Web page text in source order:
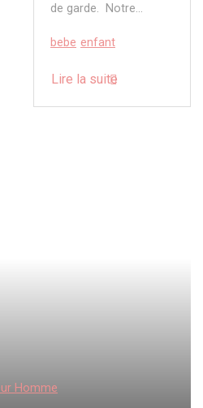
de garde. Notre...
bebe enfant
Lire la suite
Homme